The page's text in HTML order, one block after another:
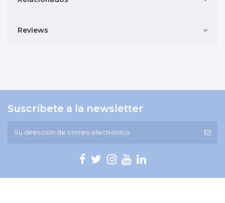
Reviews
Suscríbete a la newsletter